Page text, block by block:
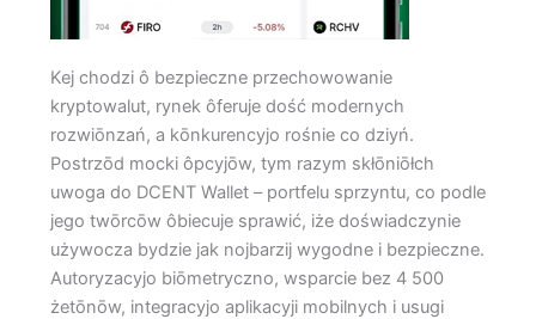
Kej chodzi ô bezpieczne przechowowanie
kryptowalut, rynek ôferuje dość modernych
rozwiōnzań, a kōnkurencyjo rośnie co dziyń.
Postrzōd mocki ôpcyjōw, tym razym skłōniōłch
uwoga do DCENT Wallet – portfelu sprzyntu, co podle
jego twōrcōw ôbiecuje sprawić, iże doświadczynie
używocza bydzie jak nojbarzij wygodne i bezpieczne.
Autoryzacyjo biōmetryczno, wsparcie bez 4 500
żetōnōw, integracyjo aplikacyji mobilnych i usugi